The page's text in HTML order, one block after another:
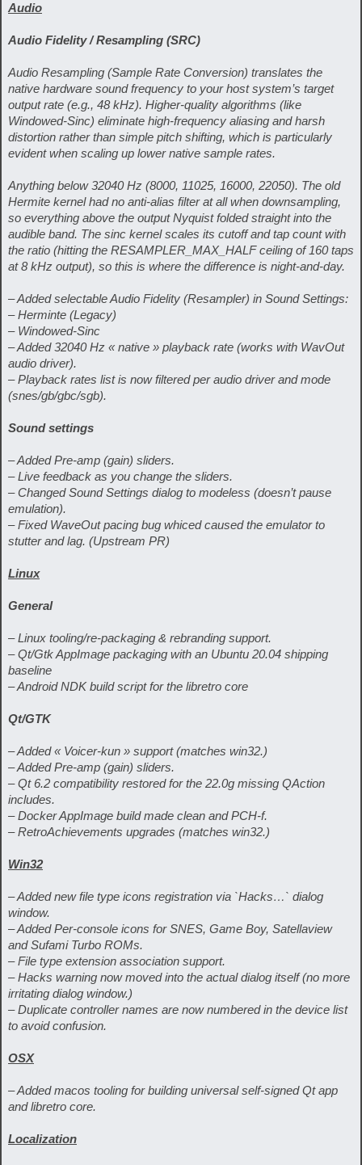
Audio
Audio Fidelity / Resampling (SRC)
Audio Resampling (Sample Rate Conversion) translates the
native hardware sound frequency to your host system’s target
output rate (e.g., 48 kHz). Higher-quality algorithms (like
Windowed-Sinc) eliminate high-frequency aliasing and harsh
distortion rather than simple pitch shifting, which is particularly
evident when scaling up lower native sample rates.
Anything below 32040 Hz (8000, 11025, 16000, 22050). The old
Hermite kernel had no anti-alias filter at all when downsampling,
so everything above the output Nyquist folded straight into the
audible band. The sinc kernel scales its cutoff and tap count with
the ratio (hitting the RESAMPLER_MAX_HALF ceiling of 160 taps
at 8 kHz output), so this is where the difference is night-and-day.
– Added selectable Audio Fidelity (Resampler) in Sound Settings:
– Herminte (Legacy)
– Windowed-Sinc
– Added 32040 Hz « native » playback rate (works with WavOut
audio driver).
– Playback rates list is now filtered per audio driver and mode
(snes/gb/gbc/sgb).
Sound settings
– Added Pre-amp (gain) sliders.
– Live feedback as you change the sliders.
– Changed Sound Settings dialog to modeless (doesn’t pause
emulation).
– Fixed WaveOut pacing bug whiced caused the emulator to
stutter and lag. (Upstream PR)
Linux
General
– Linux tooling/re-packaging & rebranding support.
– Qt/Gtk AppImage packaging with an Ubuntu 20.04 shipping
baseline
– Android NDK build script for the libretro core
Qt/GTK
– Added « Voicer-kun » support (matches win32.)
– Added Pre-amp (gain) sliders.
– Qt 6.2 compatibility restored for the 22.0g missing QAction
includes.
– Docker AppImage build made clean and PCH-f.
– RetroAchievements upgrades (matches win32.)
Win32
– Added new file type icons registration via `Hacks…` dialog
window.
– Added Per-console icons for SNES, Game Boy, Satellaview
and Sufami Turbo ROMs.
– File type extension association support.
– Hacks warning now moved into the actual dialog itself (no more
irritating dialog window.)
– Duplicate controller names are now numbered in the device list
to avoid confusion.
OSX
– Added macos tooling for building universal self-signed Qt app
and libretro core.
Localization